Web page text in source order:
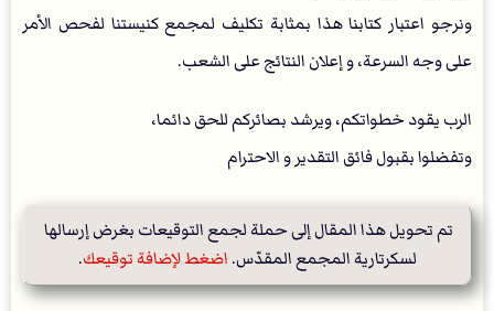
ونرجو اعتبار كتابنا هذا بمثابة تكليف لمجمع كنيستنا لفحص الأمر
على وجه السرعة، و إعلان النتائج على الشعب.
الرب يقود خطواتكم، ويرشد بصائركم للحق دائما،
وتفضلوا بقبول فائق التقدير و الاحترام
لسكرتارية المجمع المقدّس. اضغط لإضافة توقيعك.